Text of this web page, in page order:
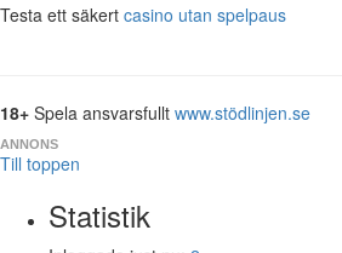
Testa ett säkert casino utan spelpaus
18+ Spela ansvarsfullt www.stödlinjen.se
ANNONS
Till toppen
Statistik